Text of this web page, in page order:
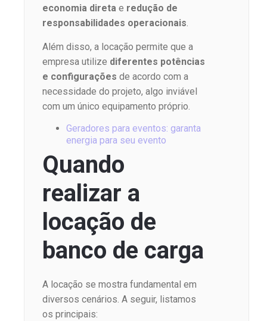
economia direta e redução de
responsabilidades operacionais.
Além disso, a locação permite que a
empresa utilize diferentes potências
e configurações de acordo com a
necessidade do projeto, algo inviável
com um único equipamento próprio.
Geradores para eventos: garanta
energia para seu evento
Quando
realizar a
locação de
banco de carga
A locação se mostra fundamental em
diversos cenários. A seguir, listamos
os principais: